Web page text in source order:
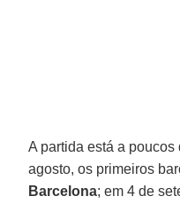
A partida está a
agosto, os primeiros
Barcelona; em 4 de